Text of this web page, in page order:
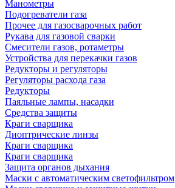
Манометры
Подогреватели газа
Прочее для газосварочных работ
Рукава для газовой сварки
Смесители газов, ротаметры
Устройства для перекачки газов
Редукторы и регуляторы
Регуляторы расхода газа
Редукторы
Паяльные лампы, насадки
Средства защиты
Краги сварщика
Диоптрические линзы
Краги сварщика
Краги сварщика
Защита органов дыхания
Маски с автоматическим светофильтром